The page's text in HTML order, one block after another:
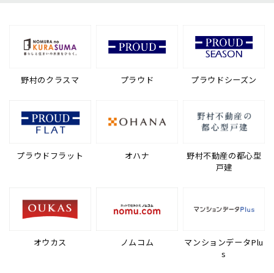
野村のクラスマ プラウド プラウドシーズン
プラウドフラット オハナ
野村不動産の都心型
戸建
オウカス ノムコム
マンションデータPlu
s